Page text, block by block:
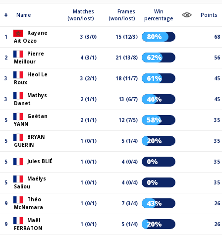
# Name
Matches
(won/lost)
Frames
(won/lost)
Win
percentage
Points
1
Rayane
Ait Ozzo
3 (3/0) 15 (12/3) 80% 68
2
Pierre
Meillour
4 (3/1) 21 (13/8) 62% 56
3
Heol Le
Roux
3 (2/1) 18 (11/7) 61% 45
3
Mathys
Danet
2 (1/1) 13 (6/7) 46% 45
5
Gaëtan
YANN
2 (1/1) 12 (7/5) 58% 35
5
BRYAN
GUERIN
1 (0/1) 5 (1/4) 20% 35
5 Jules BLIÉ 1 (0/1) 4 (0/4) 0% 35
5
Maélys
Saliou
1 (0/1) 4 (0/4) 0% 35
9
Théo
McNamara
1 (0/1) 7 (3/4) 43% 26
9
Maël
FERRATON
1 (0/1) 5 (1/4) 20% 26